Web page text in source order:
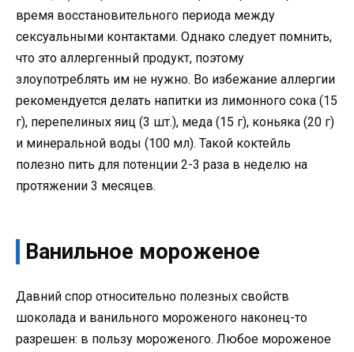
время восстановительного периода между
сексуальными контактами. Однако следует помнить,
что это аллергенный продукт, поэтому
злоупотреблять им не нужно. Во избежание аллергии
рекомендуется делать напитки из лимонного сока (15
г), перепелиных яиц (3 шт.), меда (15 г), коньяка (20 г)
и минеральной воды (100 мл). Такой коктейль
полезно пить для потенции 2-3 раза в неделю на
протяжении 3 месяцев.
Ванильное мороженое
Давний спор относительно полезных свойств
шоколада и ванильного мороженого наконец-то
разрешен: в пользу мороженого. Любое мороженое